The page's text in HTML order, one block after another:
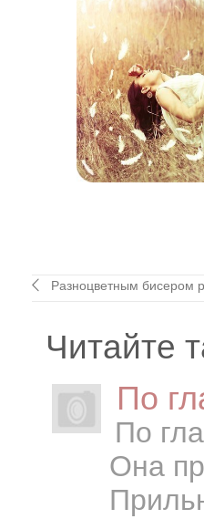
Разноцветным бисером
Читайте
По
По
Она